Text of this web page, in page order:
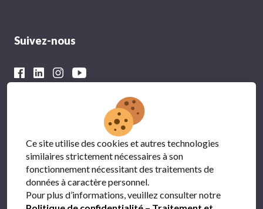
Suivez-nous
Avec le soutien financier du
Ce site utilise des cookies et autres technologies
similaires strictement nécessaires à son
fonctionnement nécessitant des traitements de
données à caractère personnel.
Pour plus d’informations, veuillez consulter notre